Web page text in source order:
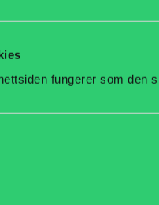
fungerer som den